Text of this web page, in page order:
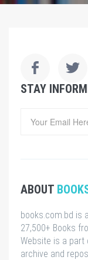
STAY
ABOUT
books.com.bd is
27,500+ Books
Website is a part
archive and